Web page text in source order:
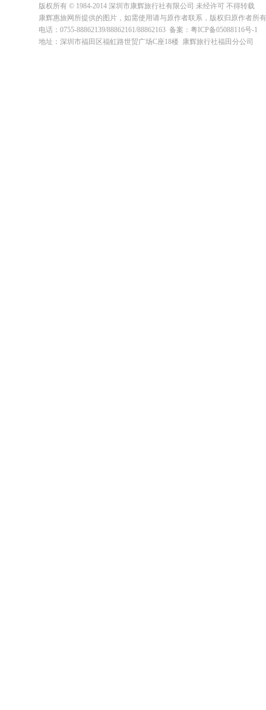
版权所有 © 1984-2014 深圳市康辉旅行社有限公司 未经许可 不得转载
康辉惠旅网所提供的图片，如需使用请与原作者联系，版权归原作者所
电话：0755-88862139/88862161/88862163 备案：粤ICP备05088116号-1
地址：深圳市福田区福虹路世贸广场C座18楼 康辉旅行社福田分公司